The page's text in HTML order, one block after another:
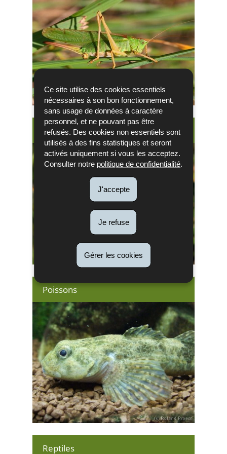
Ce site utilise des cookies essentiels
nécessaires à son bon fonctionnement,
sans usage de données à caractère
personnel, et ne pouvant pas être
refusés. Des cookies non essentiels sont
utilisés à des fins statistiques et seront
activés uniquement si vous les acceptez.
Consulter notre politique de confidentialité.
J'accepte
Je refuse
Gérer les cookies
Papillons
Poissons
Reptiles